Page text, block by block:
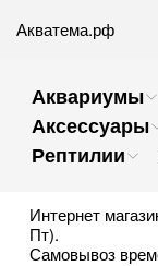
Акватема.рф
Аквариумы
Аксессуары
Рептилии
Интернет
Пт).
Самовывоз